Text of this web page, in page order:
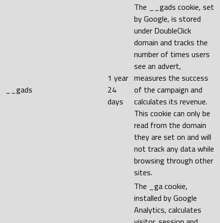
__gads
1 year
24
days
The __gads cookie, set
by Google, is stored
under DoubleClick
domain and tracks the
number of times users
see an advert,
measures the success
of the campaign and
calculates its revenue.
This cookie can only be
read from the domain
they are set on and will
not track any data while
browsing through other
sites.
The _ga cookie,
installed by Google
Analytics, calculates